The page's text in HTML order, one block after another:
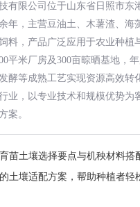
有限公司位于山东省日照市东
年，主营豆油土、木薯渣、海
料，产品广泛应用于农业种植
平米厂房及300亩晾晒基地，
酵等成熟工艺实现资源高效转
业，以专业技术和规模优势为
案。
苗土壤选择要点与机秧材料搭
土壤适配方案，帮助种植者轻